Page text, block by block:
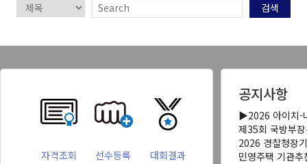
검색
자격조회 선수등록 대회결과
공지사항
▶2026 아이치-
제35회 국방부
2026 경찰청장
민영주택 기관